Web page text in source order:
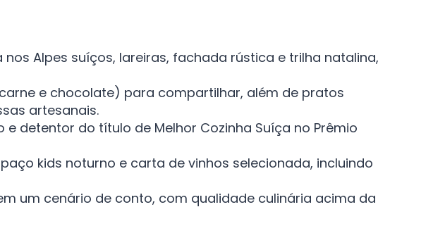
Alpes suíços, lareiras, fachada rústica e trilha natalina,
e chocolate) para compartilhar, além de pratos
artesanais.
detentor do título de Melhor Cozinha Suíça no Prêmio
kids noturno e carta de vinhos selecionada, incluindo
um cenário de conto, com qualidade culinária acima da